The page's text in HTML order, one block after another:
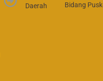
Daerah
Bidang